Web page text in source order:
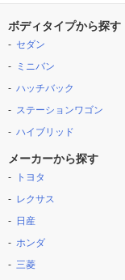
ボディタイプから探す
セダン
ミニバン
ハッチバック
ステーションワゴン
ハイブリッド
メーカーから探す
トヨタ
レクサス
日産
ホンダ
三菱